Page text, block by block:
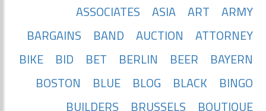
ARMY
ART
ASIA
ASSOCIATES
ATTORNEY
AUCTION
BAND
BARGAINS
BAYERN
BEER
BERLIN
BET
BID
BIKE
BINGO
BLACK
BLOG
BLUE
BOSTON